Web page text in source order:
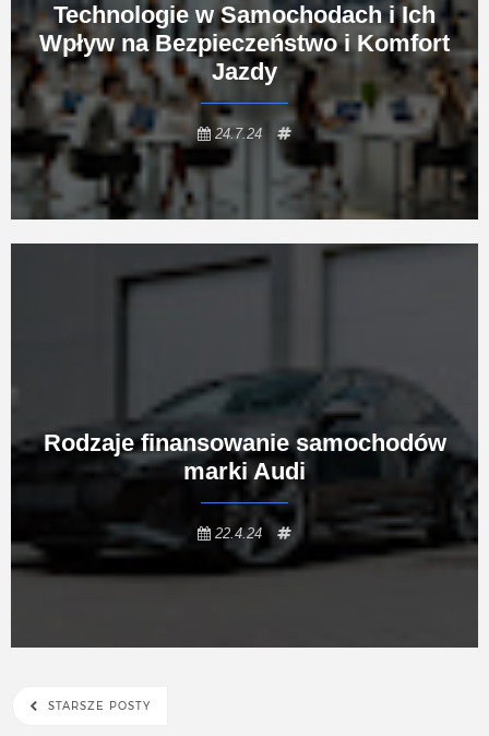
Technologie w Samochodach i Ich
Wpływ na Bezpieczeństwo i Komfort
Jazdy
24.7.24
Rodzaje finansowanie samochodów
marki Audi
22.4.24
STARSZE POSTY